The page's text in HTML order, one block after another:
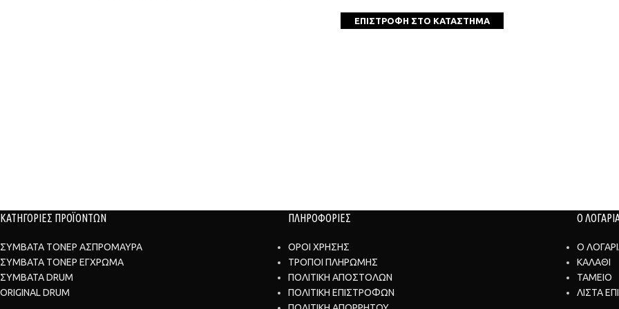
ΕΠΙΣΤΡΟΦΉ ΣΤΟ ΚΑΤΆΣΤΗΜΑ
ΚΑΤΗΓΟΡΙΕΣ ΠΡΟΪΟΝΤΩΝ
ΣΥΜΒΑΤΑ ΤΟΝΕΡ ΑΣΠΡΟΜΑΥΡΑ
ΣΥΜΒΑΤΑ ΤΟΝΕΡ ΕΓΧΡΩΜΑ
ΣΥΜΒΑΤΑ DRUM
ORIGINAL DRUM
ΠΛΗΡΟΦΟΡΙΕΣ
ΟΡΟΙ ΧΡΗΣΗΣ
ΤΡΟΠΟΙ ΠΛΗΡΩΜΗΣ
ΠΟΛΙΤΙΚΗ ΑΠΟΣΤΟΛΩΝ
ΠΟΛΙΤΙΚΗ ΕΠΙΣΤΡΟΦΩΝ
Ο
Ο
ΚΑΛΑΘΙ
ΤΑΜΕΙΟ
ΛΙΣΤΑ